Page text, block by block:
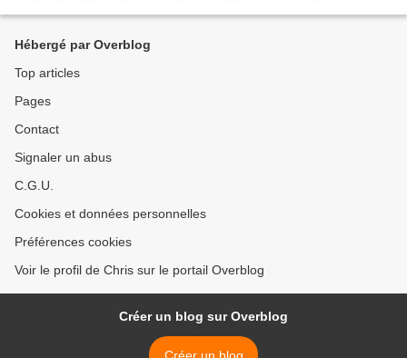
Hébergé par Overblog
Top articles
Pages
Contact
Signaler un abus
C.G.U.
Cookies et données personnelles
Préférences cookies
Voir le profil de Chris sur le portail Overblog
Créer un blog sur Overblog